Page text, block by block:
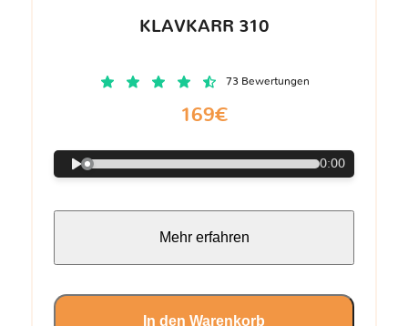
KLAVKARR 310
73 Bewertungen
169€
0:00
Mehr erfahren
In den Warenkorb